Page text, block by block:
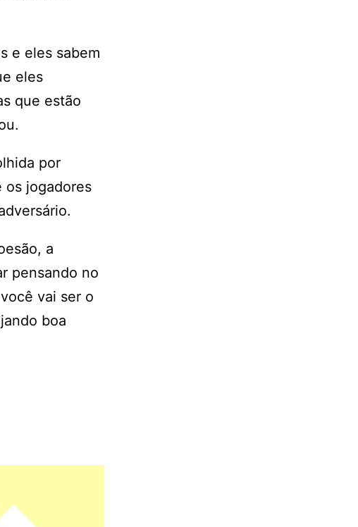
e eles sabem
eles
que estão
por
os jogadores
a
pensando no
vai ser o
boa